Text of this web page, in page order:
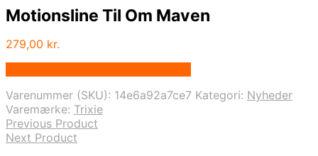
Motionsline Til Om Maven
279,00 kr.
Varenummer (SKU): 14e6a92a7ce7 Kategori: Nyheder
Varemærke: Trixie
Previous Product
Next Product